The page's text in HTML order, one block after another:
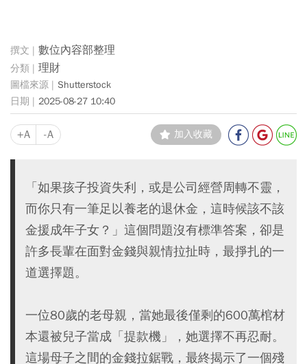
數位內容部整理
理財
Shutterstock
2025-08-27 10:40
+A -A 加入收藏
「如果孩子投資失利，或是公司經營周轉不靈，
而你只有一筆足以養老的退休金，這時候該不該
金援成年子女？」這個問題沒有標準答案，卻是
許多長輩在面對金錢與親情拉扯時，最掙扎的一
道選擇題。
一位80歲的老母親，當她最後僅剩的600萬棺材
本還被兒子當成「提款機」，她選擇不再忍耐。
這場母子之間的金錢拉鋸戰，最終揭示了一個殘